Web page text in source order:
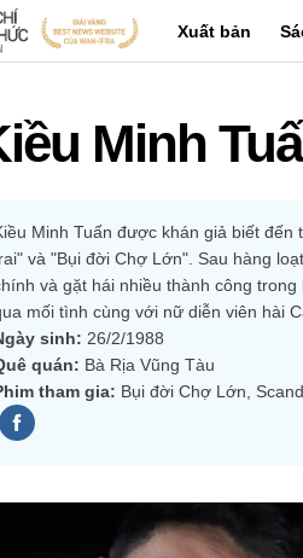
Xuất bản
Minh
Minh Tuấn được khán giả biết
và "Bụi đời Chợ Lớn". Sau hàng
và gặt hái nhiều thành công
mối tình cùng với nữ diễn viên hài
sinh: 26/2/1988
quán: Bà Rịa Vũng Tàu
tham gia: Bụi đời Chợ Lớn,